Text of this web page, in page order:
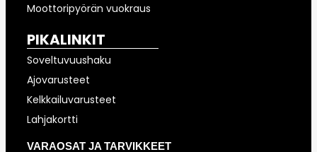
Moottoripyörän vuokraus
PIKALINKIT
Soveltuvuushaku
Ajovarusteet
Kelkkailuvarusteet
Lahjakortti
VARAOSAT JA TARVIKKEET